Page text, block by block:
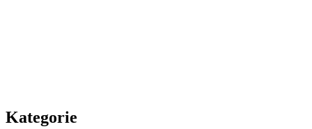
Kategorie